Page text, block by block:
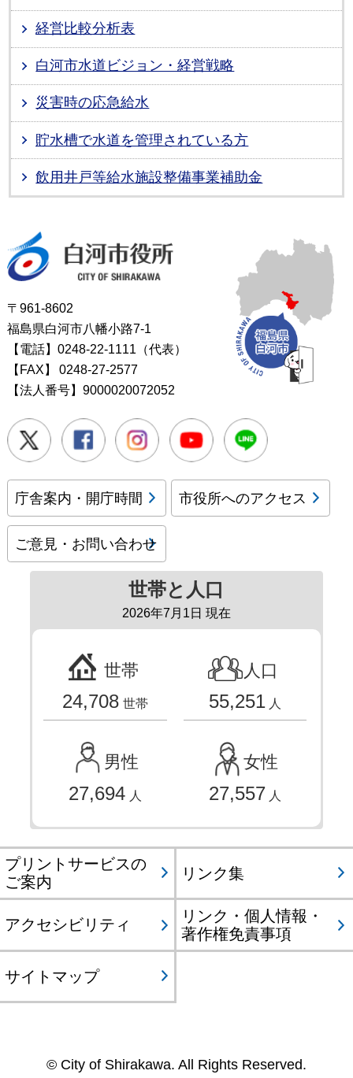
経営比較分析表
白河市水道ビジョン・経営戦略
災害時の応急給水
貯水槽で水道を管理されている方
飲用井戸等給水施設整備事業補助金
〒961-8602
福島県白河市八幡小路7-1
【電話】0248-22-1111（代表）
【FAX】
0248-27-2577
【法人番号】9000020072052
Twitter FacebookInstagramYoutube
庁舎案内・開庁時間 市役所へのアクセス
ご意見・お問い合わせ
世帯と人口
2026年7月1日 現在
世帯
24,708 世帯
人口
55,251 人
男性
27,694 人
女性
27,557 人
プリントサービスの
ご案内
リンク集
アクセシビリティ
リンク・個人情報・
著作権免責事項
サイトマップ
© City of Shirakawa. All Rights Reserved.